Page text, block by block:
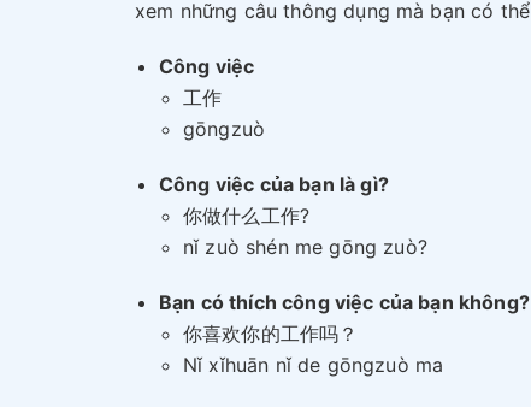
xem những câu thông dụng mà bạn có
Công việc
工作
gōngzuò
Công việc của bạn là gì?
你做什么工作?
nǐ zuò shén me gōng zuò?
Bạn có thích công việc của bạn không?
你喜欢你的工作吗？
Nǐ xǐhuān nǐ de gōngzuò ma